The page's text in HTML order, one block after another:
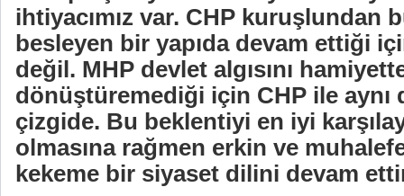
ihtiyacımız var. CHP kuruşlundan
besleyen bir yapıda devam ettiği
değil. MHP devlet algısını
dönüştüremediği için CHP ile aynı
çizgide. Bu beklentiyi en iyi
olmasına rağmen erkin ve
kekeme bir siyaset dilini devam